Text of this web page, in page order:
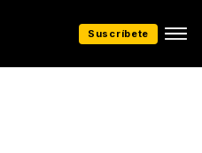
Suscríbete